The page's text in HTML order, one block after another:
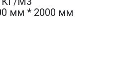
мм * 2000 мм